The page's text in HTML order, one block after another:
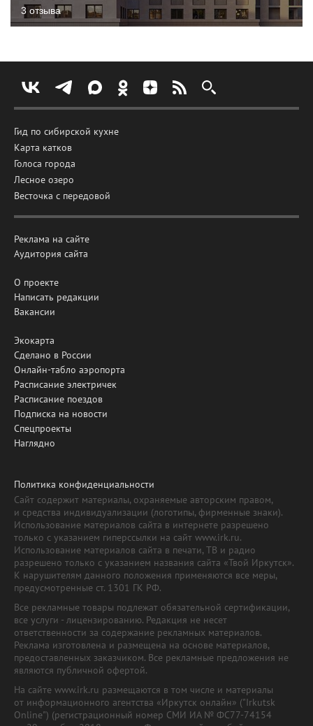
3 отзыва
Гид по сибирской кухне
Карта катков
Голоса города
Лесное озеро
Весточка с передовой
Реклама на сайте
Аудитория сайта
О проекте
Написать редакции
Вакансии
Экокарта
Сделано в России
Онлайн-табло аэропорта
Расписание электричек
Расписание поездов
Подписка на новости
Спецпроекты
Наглядно
Политика конфиденциальности
Сайт содержит материалы, охраняемые авторским правом,
и средства индивидуализации (логотипы, фирменные знаки).
Использование материалов сайта в интернете разрешено
только с указанием гиперссылки на сайт www.irk.ru.
Использование материалов сайта в печати, ТВ и радио
разрешено только с указанием названия сайта «Твой Иркутск».
К нарушителям данного положения применяются все меры,
предусмотренные ст. 1301 ГК РФ.
Все рекламные товары подлежат обязательной сертификации,
все услуги - лицензированию. Редакция не несет
ответственности за содержание рекламных материалов.
Реклама изготовлена и размещена на основе материалов,
предоставленных заказчиком. Все рекламные предложения не
являются публичной офертой.
На сайте www.irk.ru размещаются в том числе и материалы
от информационного агентства «Иркутск онлайн» ("Irkutsk
Online") (регистрационный номер СМИ ИА № ФС77-74154